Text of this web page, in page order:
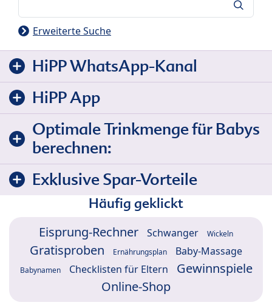
Erweiterte Suche
HiPP WhatsApp-Kanal
HiPP App
Optimale Trinkmenge für Babys
berechnen:
Exklusive Spar-Vorteile
Häufig geklickt
Eisprung-Rechner Schwanger Wickeln
Gratisproben Ernährungsplan Baby-Massage
Babynamen Checklisten für Eltern
Gewinnspiele
Online-Shop